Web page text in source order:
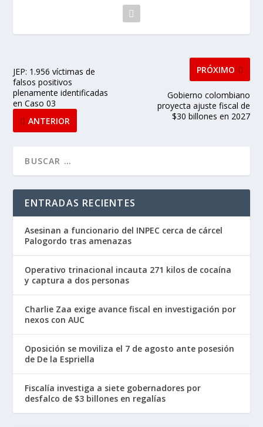
JEP: 1.956 víctimas de
falsos positivos
plenamente identificadas
en Caso 03
ANTERIOR
PRÓXIMO
Gobierno colombiano
proyecta ajuste fiscal de
$30 billones en 2027
ENTRADAS RECIENTES
Asesinan a funcionario del INPEC cerca de cárcel
Palogordo tras amenazas
Operativo trinacional incauta 271 kilos de cocaína
y captura a dos personas
Charlie Zaa exige avance fiscal en investigación por
nexos con AUC
Oposición se moviliza el 7 de agosto ante posesión
de De la Espriella
Fiscalía investiga a siete gobernadores por
desfalco de $3 billones en regalías